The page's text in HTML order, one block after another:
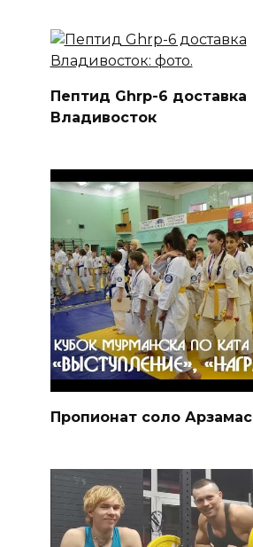
Пептид Ghrp-6 доставка
Владивосток
Пропионат соло Арзамас